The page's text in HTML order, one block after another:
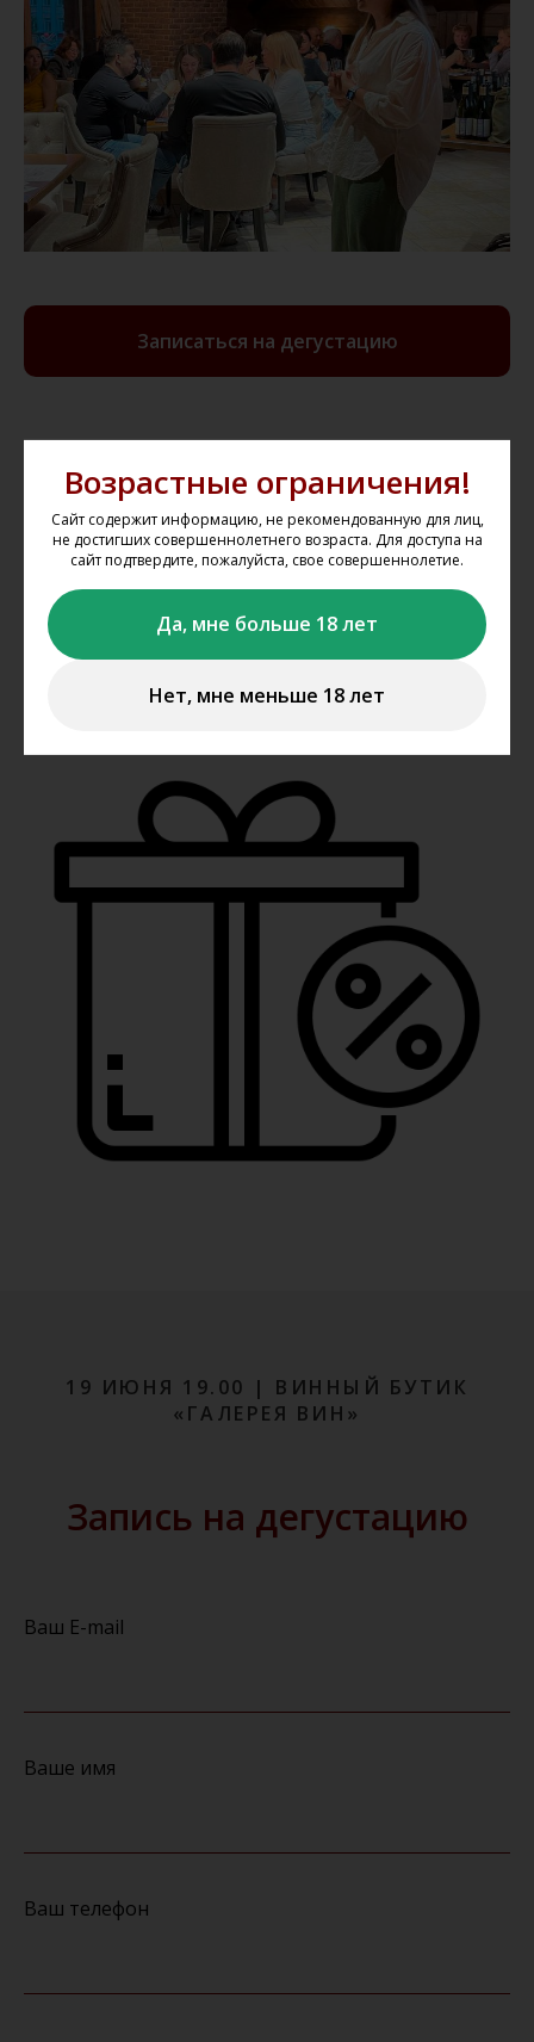
Возрастные ограничения!
Сайт содержит информацию, не рекомендованную для лиц,
не достигших совершеннолетнего возраста. Для доступа на
сайт подтвердите, пожалуйста, свое совершеннолетие.
Да, мне больше 18 лет
Нет, мне меньше 18 лет
Записаться на дегустацию
Скидки в день дегустации
В день дегустации в нашей винотеке действуют скидки на
19 ИЮНЯ 19.00 | ВИННЫЙ БУТИК
«ГАЛЕРЕЯ ВИН»
Запись на дегустацию
Ваш E-mail
Ваше имя
Ваш телефон